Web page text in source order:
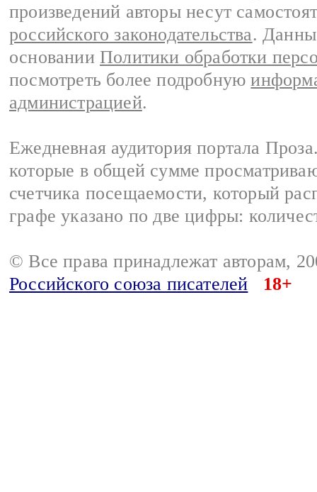
произведений авторы несут
российского законодательства.
основании Политики обработки
посмотреть более подробную
администрацией.
Ежедневная аудитория портала
которые в общей сумме
счетчика посещаемости, который
графе указано по две цифры:
© Все права принадлежат авторам,
Российского союза писателей
18+